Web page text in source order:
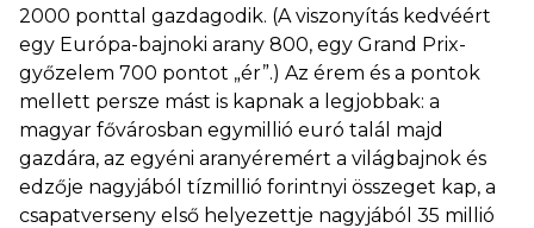
2000 ponttal gazdagodik. (A viszonyítás kedvéért
egy Európa-bajnoki arany 800, egy Grand Prix-
győzelem 700 pontot „ér”.) Az érem és a pontok
mellett persze mást is kapnak a legjobbak: a
magyar fővárosban egymillió euró talál majd
gazdára, az egyéni aranyéremért a világbajnok és
edzője nagyjából tízmillió forintnyi összeget kap, a
csapatverseny első helyezettje nagyjából 35 millió